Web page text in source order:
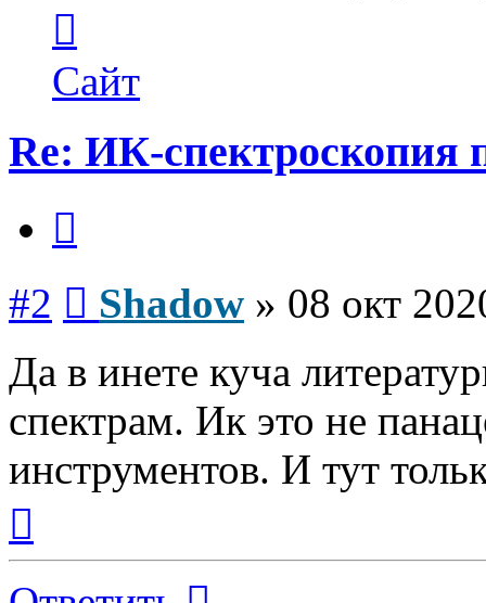
пользователя
Shadow
Сайт
Re: ИК-спектроскопия
#2 Shadow » 08 окт
Да в инете куча
спектрам. Ик это не
инструментов. И тут
началу